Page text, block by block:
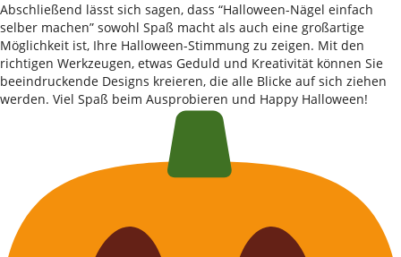
Abschließend lässt sich sagen, dass “Halloween-Nägel einfach
selber machen” sowohl Spaß macht als auch eine großartige
Möglichkeit ist, Ihre Halloween-Stimmung zu zeigen. Mit den
richtigen Werkzeugen, etwas Geduld und Kreativität können Sie
beeindruckende Designs kreieren, die alle Blicke auf sich ziehen
werden. Viel Spaß beim Ausprobieren und Happy Halloween!